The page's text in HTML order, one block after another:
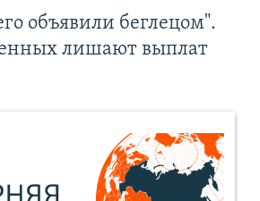
объявили беглецом".
лишают выплат